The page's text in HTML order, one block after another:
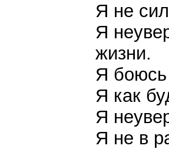
Я не
Я
жизни.
Я
Я как
Я
Я не в